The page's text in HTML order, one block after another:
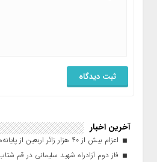
آخرین اخبار
اعزام بیش از ۴۰ هزار زائر اربعین از پایانه‌های قم به مرزها
فاز دوم آزادراه شهید سلیمانی در قم